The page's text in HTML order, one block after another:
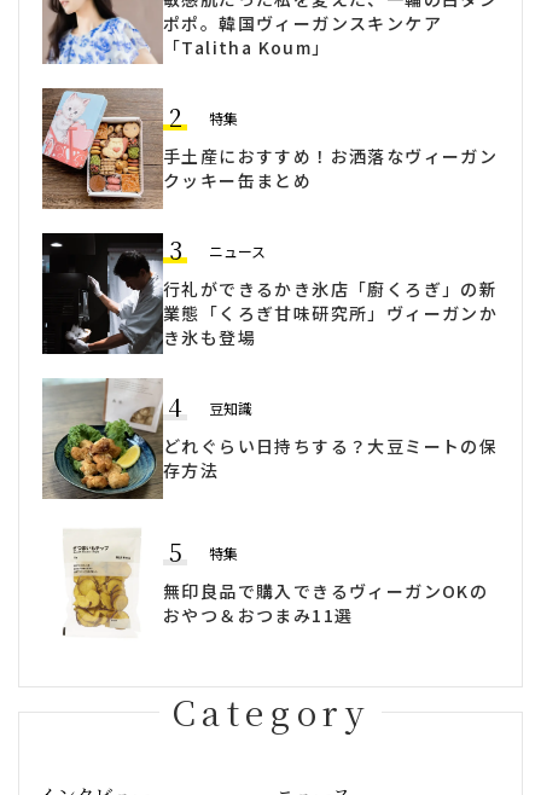
ポポ。韓国ヴィーガンスキンケア
「Talitha Koum」
2 特集
手土産におすすめ！お洒落なヴィーガン
クッキー缶まとめ
3 ニュース
行礼ができるかき氷店「廚くろぎ」の新
業態「くろぎ甘味研究所」ヴィーガンか
き氷も登場
4 豆知識
どれぐらい日持ちする？大豆ミートの保
存方法
5 特集
無印良品で購入できるヴィーガンOKの
おやつ＆おつまみ11選
Category